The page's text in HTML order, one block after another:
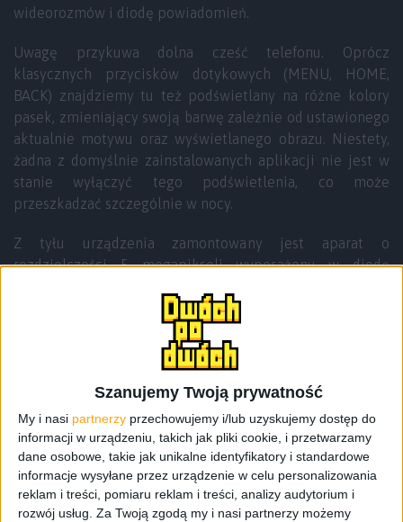
Szanujemy Twoją prywatność
My i nasi partnerzy przechowujemy i/lub uzyskujemy dostęp do
informacji w urządzeniu, takich jak pliki cookie, i przetwarzamy
dane osobowe, takie jak unikalne identyfikatory i standardowe
informacje wysyłane przez urządzenie w celu personalizowania
reklam i treści, pomiaru reklam i treści, analizy audytorium i
rozwój usług. Za Twoją zgodą my i nasi partnerzy możemy
wideorozmów i diodę powiadomień.
Uwagę przykuwa dolna cześć telefonu. Oprócz
klasycznych przycisków dotykowych (MENU, HOME,
BACK) znajdziemy tu też podświetlany na różne kolory
pasek, zmieniający swoją barwę zależnie od ustawionego
aktualnie motywu oraz wyświetlanego obrazu. Niestety,
żadna z domyślnie zainstalowanych aplikacji nie jest w
stanie wyłączyć tego podświetlenia, co może
przeszkadzać szczególnie w nocy.
Z tyłu urządzenia zamontowany jest aparat o
rozdzielczości 5 megapikseli wyposażony w diodę
multimediów. Wykonana z gumowanego plastiku klapka
baterii jest świetnie spasowana, nie są wyczuwalne żadne
luzy. Na lewym boku Xperii znajduje się tylko port
microUSB, natomiast na prawym klawisze głośności,
klawisz blokady ekranu oraz spust migawki aparatu. Do
wykonania telefonu nie można mieć żadnych zarzutów.
Wszystkie jego elementy są idealnie dopasowane.